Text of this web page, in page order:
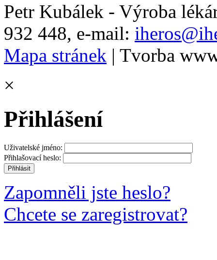
Petr Kubálek - Výroba
932 448, e-mail:
Mapa stránek | Tvorba
×
Přihlášení
Uživatelské jméno:
Přihlašovací heslo:
Zapomněli jste heslo?
Chcete se zaregistrovat?